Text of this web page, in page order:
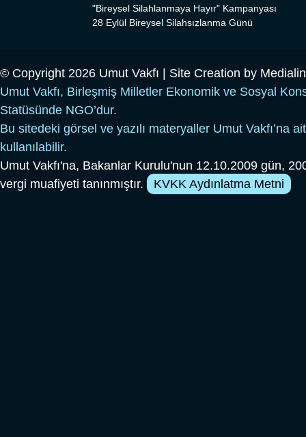
"Bireysel Silahlanmaya Hayır" Kampanyası
28 Eylül Bireysel Silahsızlanma Günü
© Copyright 2026 Umut Vakfı | Site Creation by
Umut Vakfı, Birleşmiş Milletler Ekonomik ve Sosyal
Statüsünde NGO’dur.
Bu sitedeki görsel ve yazılı materyaller Umut Vakfı’na
kullanılabilir.
Umut Vakfı'na, Bakanlar Kurulu'nun 12.10.2009 gün,
vergi muafiyeti tanınmıştır.
KVKK Aydınlatma Metni